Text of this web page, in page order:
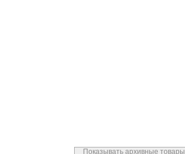
Показывать архивные товары